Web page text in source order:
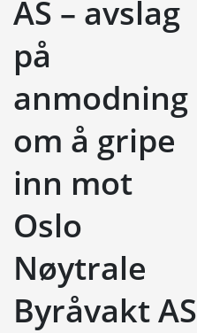
AS – avslag
på
anmodning
om å gripe
inn mot
Oslo
Nøytrale
Byråvakt AS